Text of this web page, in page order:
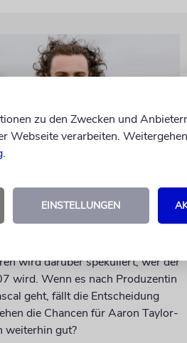
die Chancen auf
jüdischen James
wird darüber spekuliert, wer der
wird. Wenn es nach Produzentin
geht, fällt die Entscheidung
die Chancen für Aaron Taylor-
weiterhin gut?
zu den Zwecken und
Webseite verarbeiten.
.
EINSTELLUNGEN